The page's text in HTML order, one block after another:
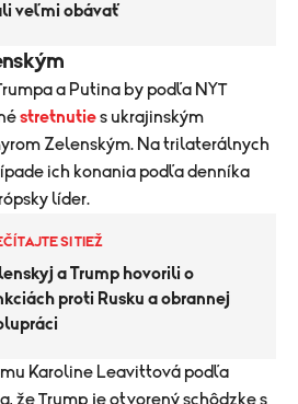
veľmi obávať
a Putina by podľa NYT
stretnuties ukrajinským
Zelenským. Na trilaterálnych
ich konania podľa denníka
líder.
SI TIEŽ
a Trump hovorili o
proti Rusku a obrannej
Karoline Leavittová podľa
že Trump je otvorený schôdzke s